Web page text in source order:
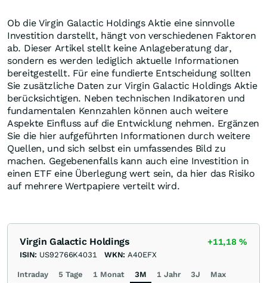
Ob die Virgin Galactic Holdings Aktie eine sinnvolle
Investition darstellt, hängt von verschiedenen Faktoren
ab. Dieser Artikel stellt keine Anlageberatung dar,
sondern es werden lediglich aktuelle Informationen
bereitgestellt. Für eine fundierte Entscheidung sollten
Sie zusätzliche Daten zur Virgin Galactic Holdings Aktie
berücksichtigen. Neben technischen Indikatoren und
fundamentalen Kennzahlen können auch weitere
Aspekte Einfluss auf die Entwicklung nehmen. Ergänzen
Sie die hier aufgeführten Informationen durch weitere
Quellen, und sich selbst ein umfassendes Bild zu
machen. Gegebenenfalls kann auch eine Investition in
einen ETF eine Überlegung wert sein, da hier das Risiko
auf mehrere Wertpapiere verteilt wird.
Virgin Galactic Holdings +11,18%
ISIN: US92766K4031 WKN: A40EFX
Intraday 5 Tage 1 Monat 3M 1 Jahr 3J Max